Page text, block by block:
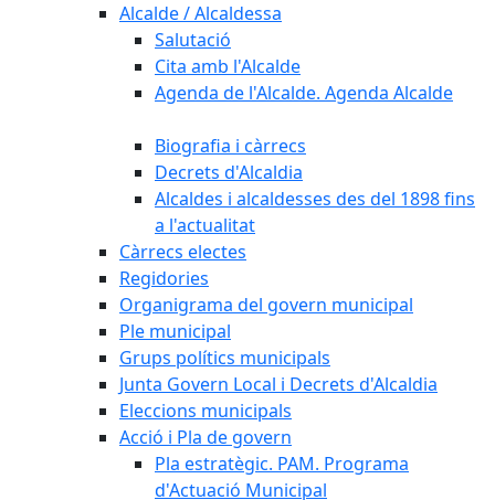
Alcalde / Alcaldessa
Salutació
Cita amb l'Alcalde
Agenda de l'Alcalde. Agenda Alcalde
Biografia i càrrecs
Decrets d'Alcaldia
Alcaldes i alcaldesses des del 1898 fins
a l'actualitat
Càrrecs electes
Regidories
Organigrama del govern municipal
Ple municipal
Grups polítics municipals
Junta Govern Local i Decrets d'Alcaldia
Eleccions municipals
Acció i Pla de govern
Pla estratègic. PAM. Programa
d'Actuació Municipal